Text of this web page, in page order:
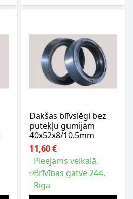
Dakšas blīvslēgi bez
putekļu gumijām
40x52x8/10.5mm
11,60 €
Pieejams veikalā,
Brīvības gatve 244,
Rīga